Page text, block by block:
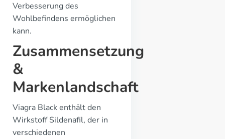
Verbesserung des
Wohlbefindens ermöglichen
kann.
Zusammensetzung
&
Markenlandschaft
Viagra Black enthält den
Wirkstoff Sildenafil, der in
verschiedenen